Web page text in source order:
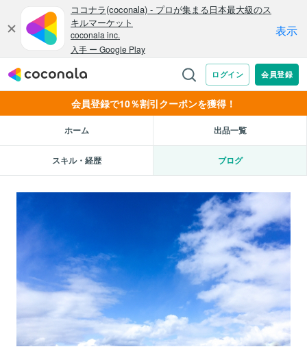
会員登録で10％割引クーポンを獲得！
ホーム 出品一覧
スキル・経歴 ブログ